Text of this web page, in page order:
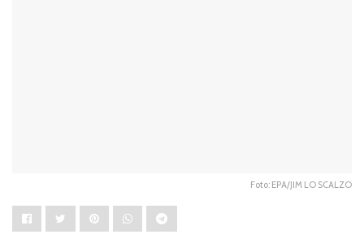
Foto: EPA/JIM LO SCALZO